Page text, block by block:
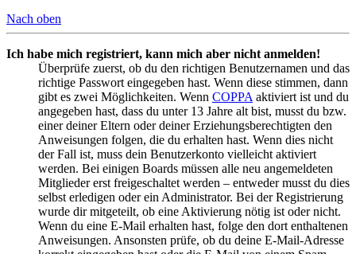
Nach oben
Ich habe mich registriert, kann mich aber nicht anmelden!
Überprüfe zuerst, ob du den richtigen Benutzernamen und das
richtige Passwort eingegeben hast. Wenn diese stimmen, dann
gibt es zwei Möglichkeiten. Wenn COPPA aktiviert ist und du
angegeben hast, dass du unter 13 Jahre alt bist, musst du bzw.
einer deiner Eltern oder deiner Erziehungsberechtigten den
Anweisungen folgen, die du erhalten hast. Wenn dies nicht
der Fall ist, muss dein Benutzerkonto vielleicht aktiviert
werden. Bei einigen Boards müssen alle neu angemeldeten
Mitglieder erst freigeschaltet werden – entweder musst du dies
selbst erledigen oder ein Administrator. Bei der Registrierung
wurde dir mitgeteilt, ob eine Aktivierung nötig ist oder nicht.
Wenn du eine E-Mail erhalten hast, folge den dort enthaltenen
Anweisungen. Ansonsten prüfe, ob du deine E-Mail-Adresse